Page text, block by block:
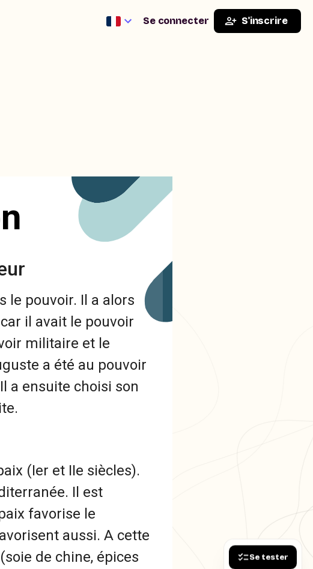
Se connecter S'inscrire
Se tester
le pouvoir. Il a alors
il avait le pouvoir
militaire et le
a été au pouvoir
a ensuite choisi son
(Ier et IIe siècles).
Il est
favorise le
aussi. A cette
de chine, épices